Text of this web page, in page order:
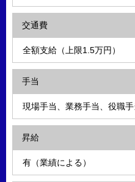
交通費
全額支給（上限1.5万円）
手当
現場手当、業務手当、役職
昇給
有（業績による）